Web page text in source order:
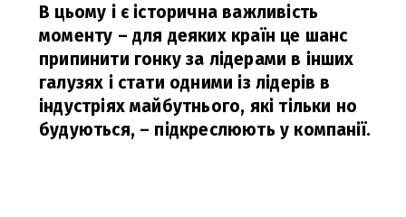
В цьому і є історична важливість
моменту – для деяких країн це шанс
припинити гонку за лідерами в інших
галузях і стати одними із лідерів в
індустріях майбутнього, які тільки но
будуються, – підкреслюють у компанії.